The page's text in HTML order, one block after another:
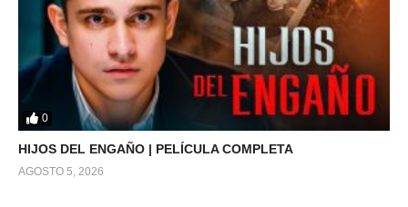
0
HIJOS DEL ENGAÑO | PELÍCULA COMPLETA
AGOSTO 5, 2026